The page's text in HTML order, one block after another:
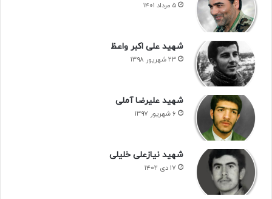
۵ مرداد ۱۴۰۱
شهید علی اکبر واعظ
۲۳ شهریور ۱۳۹۸
شهید علیرضا آملی
۶ شهریور ۱۳۹۷
شهید نیازعلی خلیلی
۱۷ دی ۱۴۰۲